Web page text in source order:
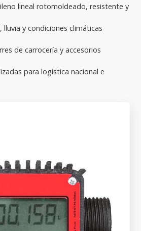
lineal rotomoldeado, resistente y
y condiciones climáticas
de carrocería y accesorios
para logística nacional e